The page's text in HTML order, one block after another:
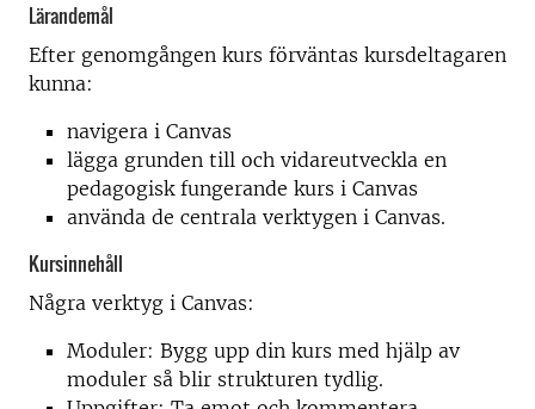
Lärandemål
Efter genomgången kurs förväntas kursdeltagaren
kunna:
navigera i Canvas
lägga grunden till och vidareutveckla en
pedagogisk fungerande kurs i Canvas
använda de centrala verktygen i Canvas.
Kursinnehåll
Några verktyg i Canvas:
Moduler: Bygg upp din kurs med hjälp av
moduler så blir strukturen tydlig.